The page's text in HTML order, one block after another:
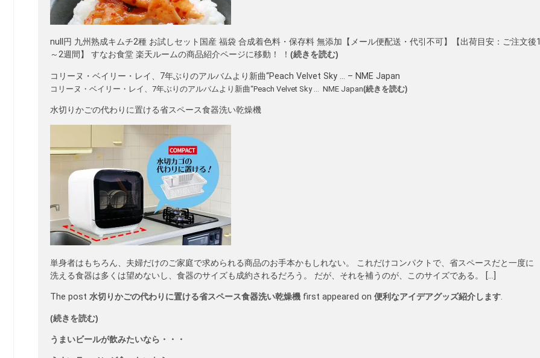
null円 九州熟成キムチ2種 お試しセット国産 福袋 合成着色料・保存料 無添加【メール便配送・代引不可】【出荷目安：ご注文後1
～2週間】 すなお食堂 楽天ルームの商品紹介ページに移動！ ！ (続きを読む)
コリーヌ・ベイリー・レイ、7年ぶりのアルバムより新曲“Peach Velvet Sky … – NME Japan
コリーヌ・ベイリー・レイ、7年ぶりのアルバムより新曲“Peach Velvet Sky … NME Japan(続きを読む)
水切りかごの代わりに置ける省スペース食器洗い乾燥機
単身者はもちろん、夫婦だけのご家庭で求められる商品のお手本かもしれない。 これだけコンパクトで、省スペースだと一度に
洗える食器は多くは望めないし、食器のサイズも成約されるだろう。 だが、それを補うのが、このサイズである。 […]
The post 水切りかごの代わりに置ける省スペース食器洗い乾燥機 first appeared on 便利なアイデアグッズ紹介します.
(続きを読む)
うまいビールが飲みたいなら・・・